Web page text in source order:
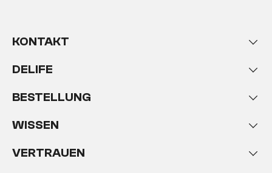
KONTAKT
DELIFE
BESTELLUNG
WISSEN
VERTRAUEN